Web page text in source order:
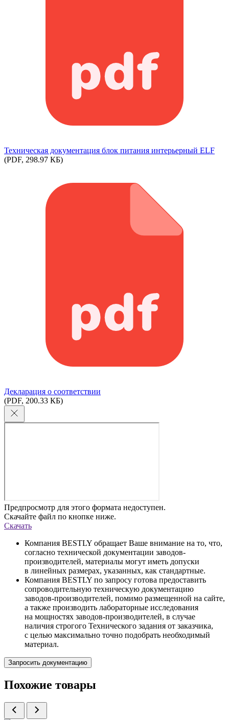
Техническая документация блок питания интерьерный ELF
(PDF, 298.97 КБ)
Декларация о соответствии
(PDF, 200.33 КБ)
Предпросмотр для этого формата недоступен.
Скачайте файл по кнопке ниже.
Скачать
Компания BESTLY обращает Ваше внимание на то, что,
согласно технической документации заводов-
производителей, материалы могут иметь допуски
в линейных размерах, указанных, как стандартные.
Компания BESTLY по запросу готова предоставить
сопроводительную техническую документацию
заводов-производителей, помимо размещенной на сайте,
а также производить лабораторные исследования
на мощностях заводов-производителей, в случае
наличия строгого Технического задания от заказчика,
с целью максимально точно подобрать необходимый
материал.
Запросить документацию
Похожие товары